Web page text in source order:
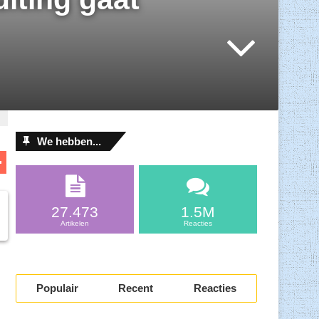
D
n
We hebben...
27.473
Artikelen
1.5M
Reacties
Populair Recent Reacties